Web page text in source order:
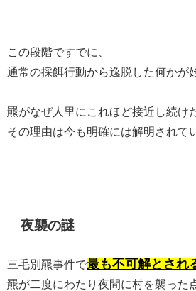
この段階ですでに、
通常の採餌行動から逸脱した何かが
羆がなぜ人里にこれほど接近し続け
その理由は今も明確には解明されて
夜襲の謎
三毛別羆事件で最も不可解とされ
羆が二度にわたり夜間に村を襲った